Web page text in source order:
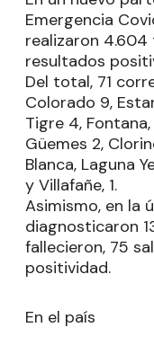
Emergencia
realizaron 4.604
resultados
Del total, 71
Colorado 9,
Tigre 4,
Güemes 2,
Blanca, Laguna
y Villafañe, 1.
Asimismo, en la
diagnosticaron
fallecieron, 75
positividad.
En el país